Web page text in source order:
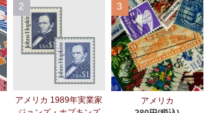
2
アメリカ 1989年実業家
3
アメリカ